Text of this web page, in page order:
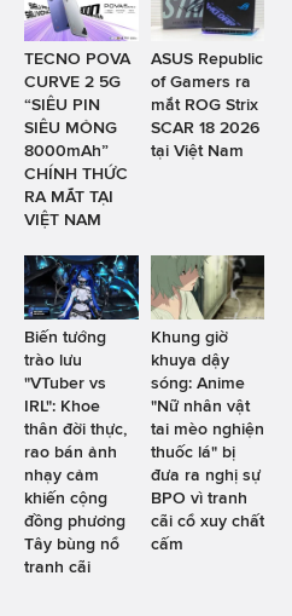
TECNO POVA
CURVE 2 5G
“SIÊU PIN
SIÊU MỎNG
8000mAh”
CHÍNH THỨC
RA MẮT TẠI
VIỆT NAM
ASUS Republic
of Gamers ra
mắt ROG Strix
SCAR 18 2026
tại Việt Nam
Biến tướng
trào lưu
"VTuber vs
IRL": Khoe
thân đời thực,
rao bán ảnh
nhạy cảm
khiến cộng
đồng phương
Tây bùng nổ
tranh cãi
Khung giờ
khuya dậy
sóng: Anime
"Nữ nhân vật
tai mèo nghiện
thuốc lá" bị
đưa ra nghị sự
BPO vì tranh
cãi cổ xuy chất
cấm